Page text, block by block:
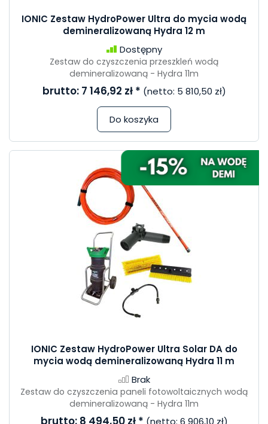
IONIC Zestaw HydroPower Ultra do mycia wodą
demineralizowaną Hydra 12 m
Dostępny
Zestaw do czyszczenia przeszkleń wodą
demineralizowaną - Hydra 11m
brutto: 7 146,92 zł* (netto: 5 810,50 zł)
Do koszyka
IONIC Zestaw HydroPower Ultra Solar DA do
mycia wodą demineralizowaną Hydra 11 m
Brak
Zestaw do czyszczenia paneli fotowoltaicznych wodą
demineralizowaną - Hydra 11m
brutto: 8 494,50 zł* (netto: 6 906,10 zł)